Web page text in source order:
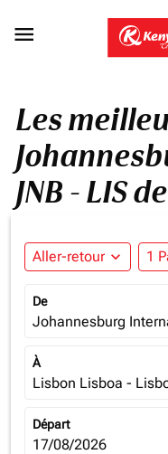

Les
JNB - LIS de
Aller-retour expand_more 1
De
Johannesburg
À
Lisbon Lisboa -
Départ
fc-booking-
17/08/2026